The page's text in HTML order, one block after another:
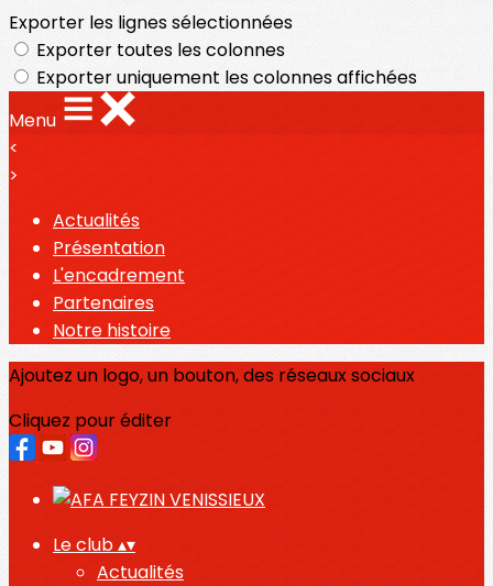
Exporter les lignes sélectionnées
Exporter toutes les colonnes
Exporter uniquement les colonnes affichées
Menu
<
>
Actualités
Présentation
L'encadrement
Partenaires
Notre histoire
Ajoutez un logo, un bouton, des réseaux sociaux
Cliquez pour éditer
Le club▴▾
Actualités